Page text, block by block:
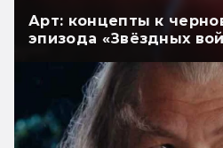
Арт: концепты к
эпизода «Звёздных